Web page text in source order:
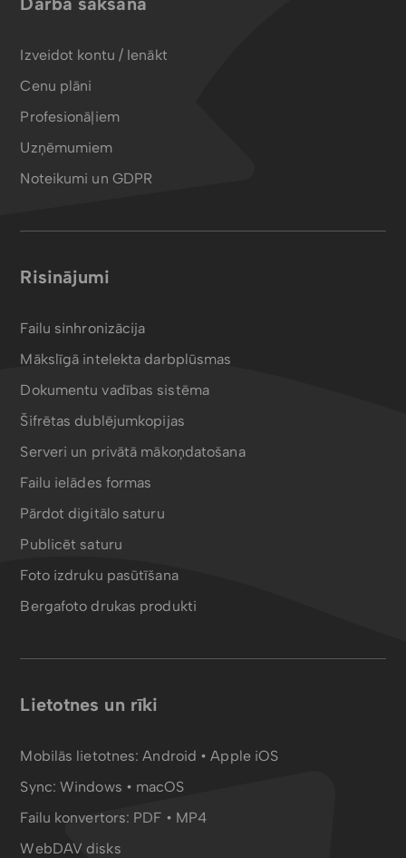
Izveidot kontu / Ienākt
Cenu plāni
Profesionāļiem
Uzņēmumiem
Noteikumi un GDPR
Risinājumi
Failu sinhronizācija
Mākslīgā intelekta darbplūsmas
Dokumentu vadības sistēma
Šifrētas dublējumkopijas
Serveri un privātā mākoņdatošana
Failu ielādes formas
Pārdot digitālo saturu
Publicēt saturu
Foto izdruku pasūtīšana
Bergafoto drukas produkti
Lietotnes un rīki
Mobilās lietotnes:Android •Apple iOS
Sync:Windows • macOS
Failu konvertors: PDF • MP4
WebDAV disks